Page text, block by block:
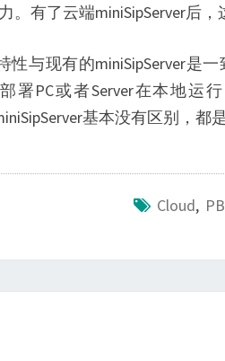
有了云端miniSipServer后，
性与现有的miniSipServer是
署PC或者Server在本地运
基本没有区别，都
Cloud,